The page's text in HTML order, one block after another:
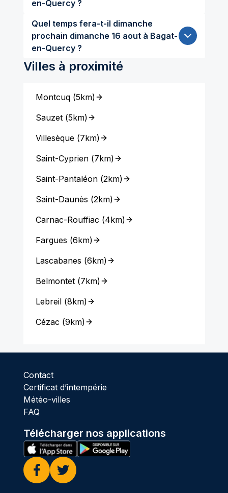
en-Quercy ?
Quel temps fera-t-il dimanche
prochain dimanche 16 aout à Bagat-
en-Quercy ?
Villes à proximité
Montcuq(5km)
Sauzet(5km)
Villesèque(7km)
Saint-Cyprien(7km)
Saint-Pantaléon(2km)
Saint-Daunès (2km)
Carnac-Rouffiac (4km)
Fargues (6km)
Lascabanes (6km)
Belmontet(7km)
Lebreil(8km)
Cézac (9km)
Contact
Certificat d’intempérie
Météo-villes
FAQ
Télécharger nos applications
Facebook
Twitter